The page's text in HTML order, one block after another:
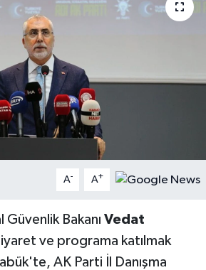
A- A+
Güvenlik Bakanı Vedat
ve programa katılmak
AK Parti İl Danışma